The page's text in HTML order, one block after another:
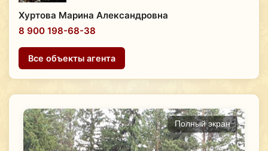
Полный экран
Хуртова Марина Александровна
8 900 198-68-38
Все объекты агента